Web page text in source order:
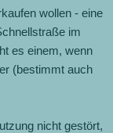
wollen - eine
im
es einem, wenn
(bestimmt auch
nicht gestört,